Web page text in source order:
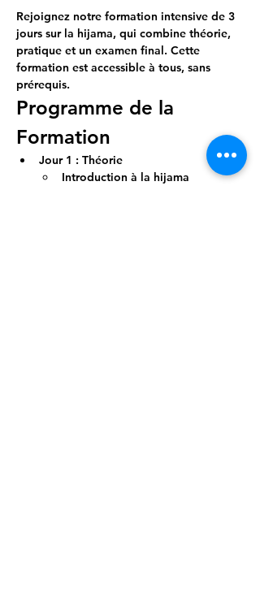
Rejoignez notre formation intensive de 3
jours sur la hijama, qui combine théorie,
pratique et un examen final. Cette
formation est accessible à tous, sans
prérequis.
Programme de la
Formation
Jour 1 : Théorie
Introduction à la hijama